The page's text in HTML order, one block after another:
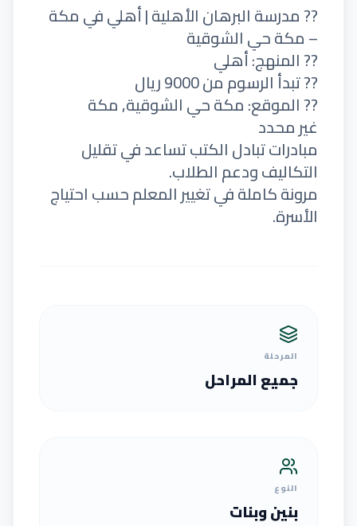
?? مدرسة البرهان الأهلية | أهلي في مكة
– مكة حي الشوقية
?? المنهج: أهلي
?? تبدأ الرسوم من 9000 ريال
?? الموقع: مكة حي الشوقية, مكة
غير محدد
مبادرات تبادل الكتب تساعد في تقليل
التكاليف ودعم الطلاب.
مرونة كاملة في تغيير المعلم حسب احتياج
الأسرة.
المرحلة
جميع المراحل
النوع
بنين وبنات